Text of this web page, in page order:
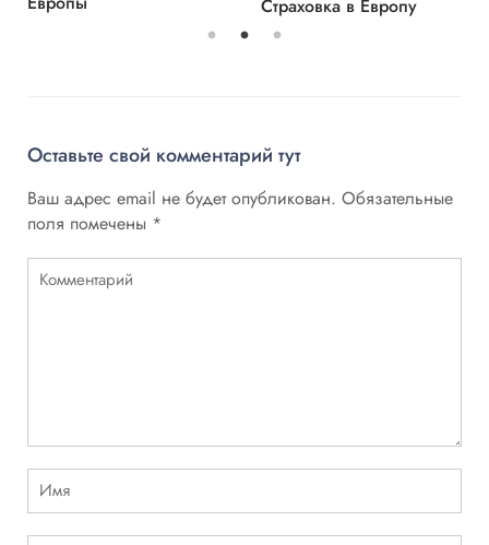
Страховка в Европу
Оставьте свой комментарий тут
Ваш адрес email не будет опубликован. Обязательные
поля помечены *